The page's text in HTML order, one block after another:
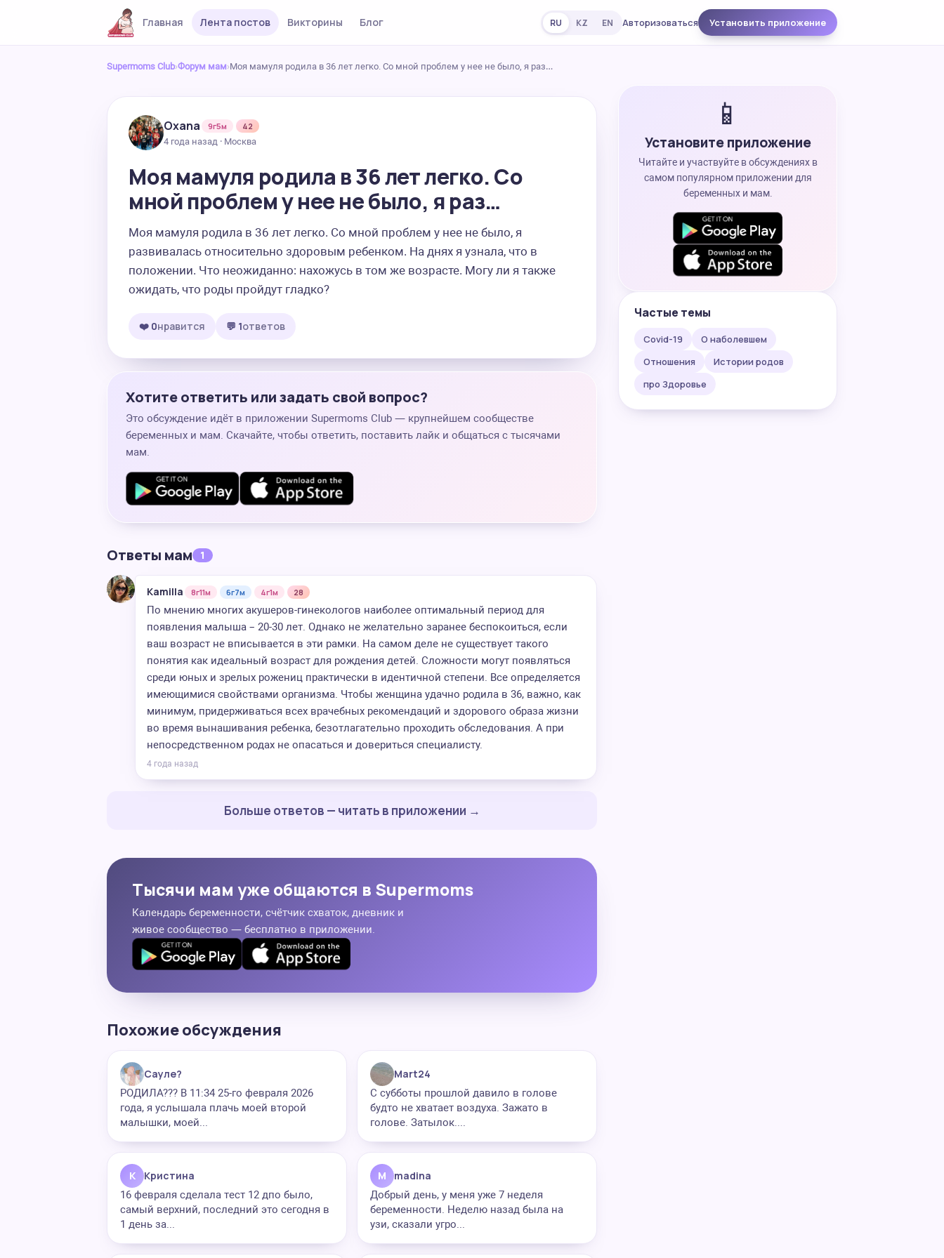
Главная Лента постов Викторины Блог RU KZ EN Авторизоваться Установить приложение
Supermoms Club›Форум мам›Моя мамуля родила в 36 лет легко. Со мной проблем у нее не было, я раз…
Oxana 9г5м
42
4 года назад · Москва
Моя мамуля родила в 36 лет легко. Со
мной проблем у нее не было, я раз…
Моя мамуля родила в 36 лет легко. Со мной проблем у нее не было, я
развивалась относительно здоровым ребенком. На днях я узнала, что в
положении. Что неожиданно: нахожусь в том же возрасте. Могу ли я также
ожидать, что роды пройдут гладко?
❤️ 0нравится 💬 1ответов
Хотите ответить или задать свой вопрос?
Это обсуждение идёт в приложении Supermoms Club — крупнейшем сообществе
беременных и мам. Скачайте, чтобы ответить, поставить лайк и общаться с тысячами
мам.
Ответы мам 1
Kamilla 8г11м 6г7м 4г1м 28
По мнению многих акушеров-гинекологов наиболее оптимальный период для
появления малыша – 20-30 лет. Однако не желательно заранее беспокоиться, если
ваш возраст не вписывается в эти рамки. На самом деле не существует такого
понятия как идеальный возраст для рождения детей. Сложности могут появляться
среди юных и зрелых рожениц практически в идентичной степени. Все определяется
имеющимися свойствами организма. Чтобы женщина удачно родила в 36, важно, как
минимум, придерживаться всех врачебных рекомендаций и здорового образа жизни
во время вынашивания ребенка, безотлагательно проходить обследования. А при
непосредственном родах не опасаться и довериться специалисту.
4 года назад
Больше ответов — читать в приложении →
Тысячи мам уже общаются в Supermoms
Календарь беременности, счётчик схваток, дневник и
живое сообщество — бесплатно в приложении.
Похожие обсуждения
Сауле?
РОДИЛА??? В 11:34 25-го февраля 2026
года, я услышала плачь моей второй
малышки, моей...
Mart24
С субботы прошлой давило в голове
будто не хватает воздуха. Зажато в
голове. Затылок....
К Кристина
16 февраля сделала тест 12 дпо было,
самый верхний, последний это сегодня в
1 день за...
M madina
Добрый день, у меня уже 7 неделя
беременности. Неделю назад была на
узи, сказали угро...
📱
Установите приложение
Читайте и участвуйте в обсуждениях в
самом популярном приложении для
беременных и мам.
Частые темы
Covid-19
О наболевшем
Отношения
Истории родов
про Здоровье